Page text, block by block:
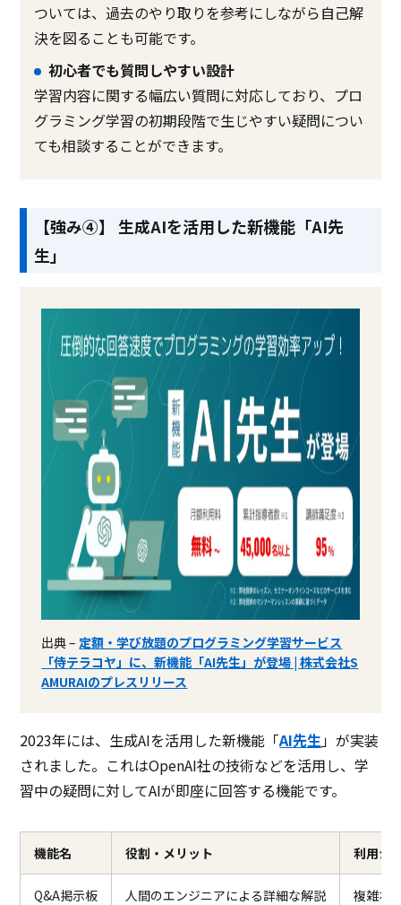
ついては、過去のやり取りを参考にしながら自己解
決を図ることも可能です。
初心者でも質問しやすい設計
学習内容に関する幅広い質問に対応しており、プロ
グラミング学習の初期段階で生じやすい疑問につい
ても相談することができます。
【強み④】 生成AIを活用した新機能「AI先
生」
出典 – 定額・学び放題のプログラミング学習サービス
「侍テラコヤ」に、新機能「AI先生」が登場 | 株式会社S
AMURAIのプレスリリース
2023年には、生成AIを活用した新機能「AI先生 」が実装
されました。これはOpenAI社の技術などを活用し、学
習中の疑問に対してAIが即座に回答する機能です。
機能名 役割・メリット 利用シ
Q&A掲示板 人間のエンジニアによる詳細な解説 複雑な